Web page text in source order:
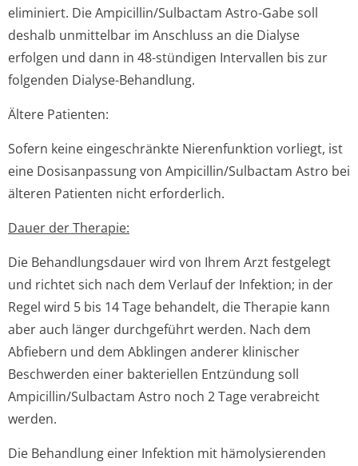
eliminiert. Die Ampicillin/Sul­bactam Astro-Gabe soll
deshalb unmittelbar im Anschluss an die Dialyse
erfolgen und dann in 48-stündigen Intervallen bis zur
folgenden Dialyse-Behandlung.
Ältere Patienten:
Sofern keine eingeschränkte Nierenfunktion vorliegt, ist
eine Dosisanpassung von Ampicillin/Sul­bactam Astro bei
älteren Patienten nicht erforderlich.
Dauer der Therapie:
Die Behandlungsdauer wird von Ihrem Arzt festgelegt
und richtet sich nach dem Verlauf der Infektion; in der
Regel wird 5 bis 14 Tage behandelt, die Therapie kann
aber auch länger durchgeführt werden. Nach dem
Abfiebern und dem Abklingen anderer klinischer
Beschwerden einer bakteriellen Entzündung soll
Ampicillin/Sul­bactam Astro noch 2 Tage verabreicht
werden.
Die Behandlung einer Infektion mit hämolysierenden